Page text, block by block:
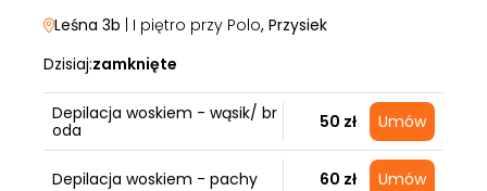
Leśna 3b | I piętro przy Polo, Przysiek
Dzisiaj:zamknięte
Depilacja woskiem - wąsik/ br
oda
50 zł Umów
Depilacja woskiem - pachy 60 zł Umów